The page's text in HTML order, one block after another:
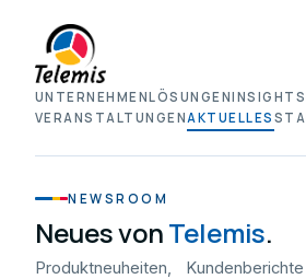
UNTERNEHMENLÖSUNGENINSIGHTS
VERANSTALTUNGENAKTUELLES
NEWSROOM
Neues vonTelemis.
Produktneuheiten,